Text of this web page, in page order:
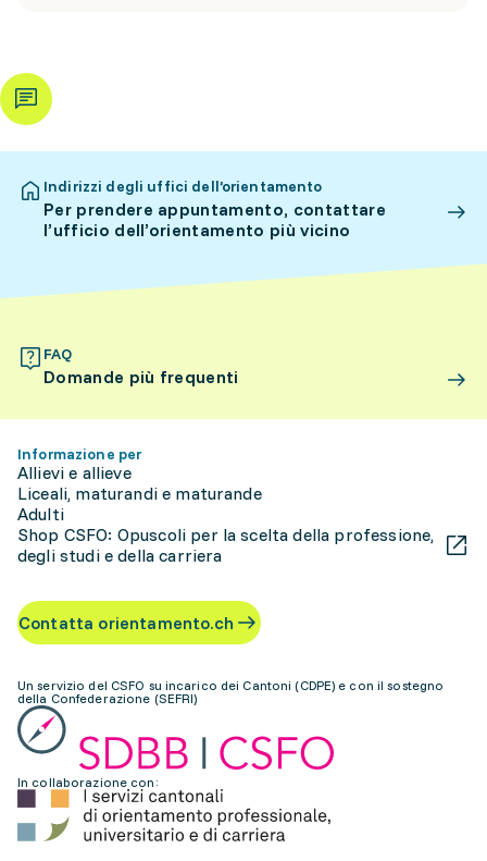
Indirizzi degli uffici dell’orientamento
Per prendere appuntamento, contattare
l’ufficio dell’orientamento più vicino
FAQ
Domande più frequenti
Informazione per
Allievi e allieve
Liceali, maturandi e maturande
Adulti
Shop CSFO: Opuscoli per la scelta della professione,
degli studi e della carriera
Contatta orientamento.ch
Un servizio del CSFO su incarico dei Cantoni (CDPE) e con il sostegno
della Confederazione (SEFRI)
In collaborazione con: